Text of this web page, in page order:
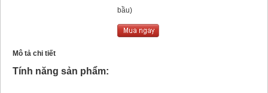
bầu)
Mô tả chi tiết
Tính năng sản phẩm: